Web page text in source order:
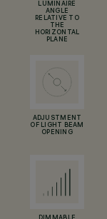
LUMINAIRE
ANGLE
RELATIVE TO
THE
HORIZONTAL
PLANE
ADJUSTMENT
OF LIGHT BEAM
OPENING